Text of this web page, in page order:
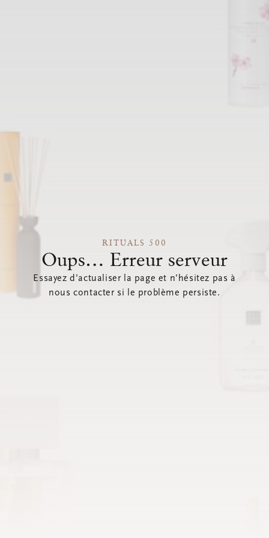
RITUALS 500
Oups… Erreur serveur
Essayez d’actualiser la page et n’hésitez pas à
nous contacter si le problème persiste.